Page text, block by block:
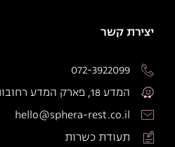
יצירת קשר
072-3922099
המדע 18, פארק המדע רחובות
hello@sphera-rest.co.il
תעודת כשרות